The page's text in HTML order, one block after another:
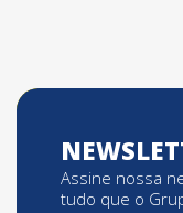
Assine nossa
tudo que o